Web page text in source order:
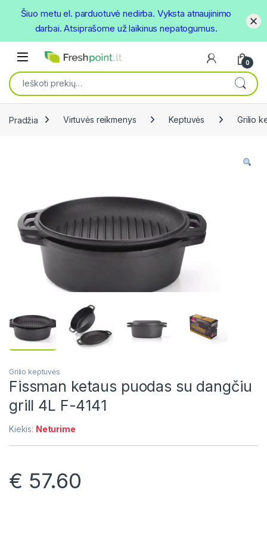
Open
0
Ieškoti:
Pradžia Virtuvės reikmenys Keptuvės Grilio
Grilio keptuvės
Fissman ketaus puodas su dangčiu
grill 4L F-4141
Kiekis: Neturime
€ 57.60
Šiuo metu el. parduotuvė nedirba. Vyksta atnaujinimo
darbai. Atsiprašome už laikinus nepatogumus.